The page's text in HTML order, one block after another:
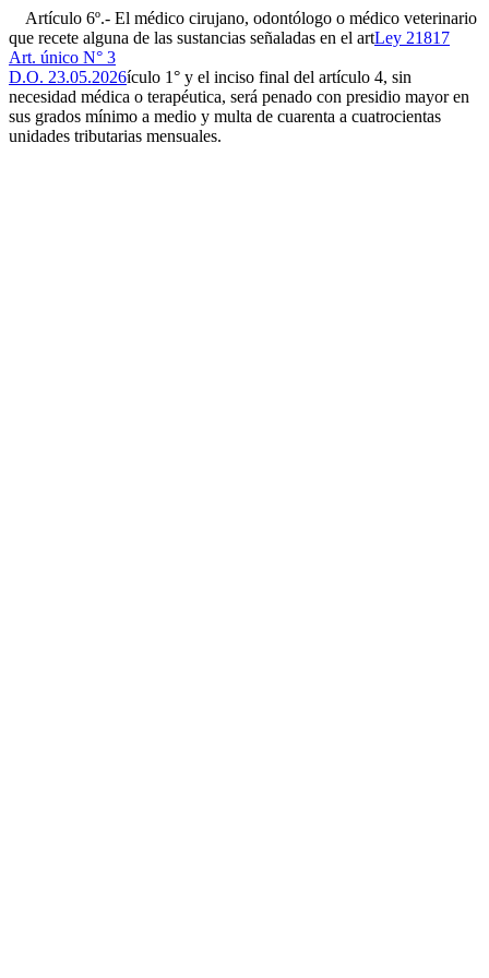
Artículo 6º.- El médico cirujano, odontólogo o médico veterinario
que recete alguna de las sustancias señaladas en el artLey 21817
Art. único N° 3
D.O. 23.05.2026ículo 1° y el inciso final del artículo 4, sin
necesidad médica o terapéutica, será penado con presidio mayor en
sus grados mínimo a medio y multa de cuarenta a cuatrocientas
unidades tributarias mensuales.